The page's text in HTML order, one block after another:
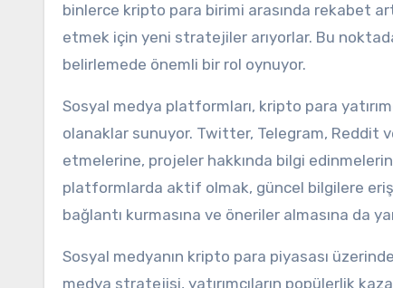
binlerce kripto para birimi arasında rekabet
etmek için yeni stratejiler arıyorlar. Bu
belirlemede önemli bir rol oynuyor.
Sosyal medya platformları, kripto para
olanaklar sunuyor. Twitter, Telegram, Reddit
etmelerine, projeler hakkında bilgi
platformlarda aktif olmak, güncel bilgilere
bağlantı kurmasına ve öneriler almasına da
Sosyal medyanın kripto para piyasası
medya stratejisi, yatırımcıların popülerlik